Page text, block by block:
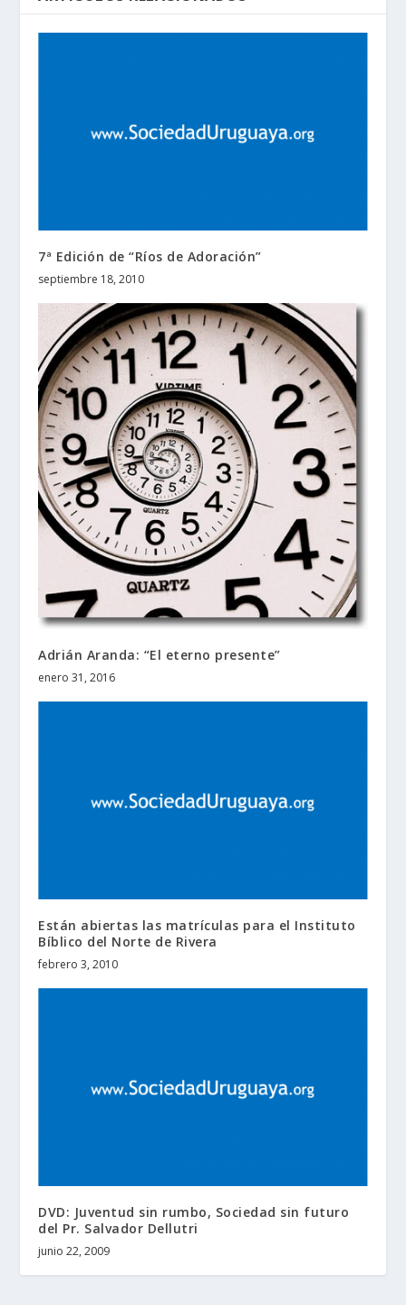
7ª Edición de “Ríos de Adoración”
septiembre 18, 2010
Adrián Aranda: “El eterno presente”
enero 31, 2016
Están abiertas las matrículas para el Instituto
Bíblico del Norte de Rivera
febrero 3, 2010
DVD: Juventud sin rumbo, Sociedad sin futuro
del Pr. Salvador Dellutri
junio 22, 2009